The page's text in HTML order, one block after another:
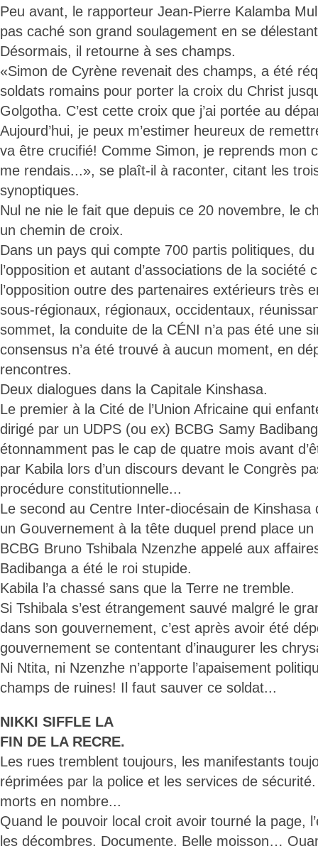
Peu avant, le rapporteur Jean-Pierre Kalamba
pas caché son grand soulagement en se
Désormais, il retourne à ses champs.
«Simon de Cyrène revenait des champs, a été
soldats romains pour porter la croix du Christ
Golgotha. C’est cette croix que j’ai portée au
Aujourd’hui, je peux m’estimer heureux de
va être crucifié! Comme Simon, je reprends mon
me rendais...», se plaît-il à raconter, citant les
synoptiques.
Nul ne nie le fait que depuis ce 20 novembre, le
un chemin de croix.
Dans un pays qui compte 700 partis politiques,
l’opposition et autant d’associations de la société
l’opposition outre des partenaires extérieurs très
sous-régionaux, régionaux, occidentaux,
sommet, la conduite de la CÉNI n’a pas été une
consensus n’a été trouvé à aucun moment, en
rencontres.
Deux dialogues dans la Capitale Kinshasa.
Le premier à la Cité de l’Union Africaine qui
dirigé par un UDPS (ou ex) BCBG Samy
étonnamment pas le cap de quatre mois avant
par Kabila lors d’un discours devant le Congrès
procédure constitutionnelle...
Le second au Centre Inter-diocésain de Kinshasa
un Gouvernement à la tête duquel prend place
BCBG Bruno Tshibala Nzenzhe appelé aux
Badibanga a été le roi stupide.
Kabila l’a chassé sans que la Terre ne tremble.
Si Tshibala s’est étrangement sauvé malgré le
dans son gouvernement, c’est après avoir été
gouvernement se contentant d’inaugurer les
Ni Ntita, ni Nzenzhe n’apporte l’apaisement
champs de ruines! Il faut sauver ce soldat...
NIKKI SIFFLE LA
FIN DE LA RECRE.
Les rues tremblent toujours, les manifestants
réprimées par la police et les services de
morts en nombre...
Quand le pouvoir local croit avoir tourné la page,
les décombres. Documente. Belle moisson…